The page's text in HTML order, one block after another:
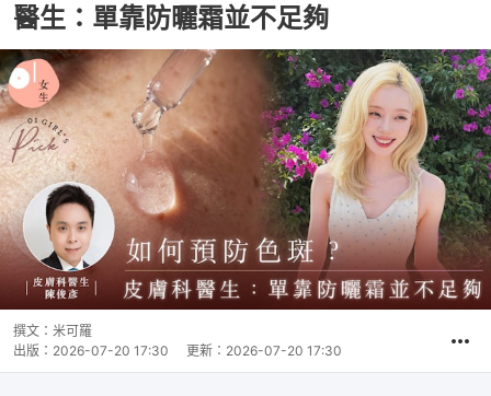
醫生：單靠防曬霜並不足夠
撰文： 米可羅
出版： 2026-07-20 17:30 更新： 2026-07-20 17:30